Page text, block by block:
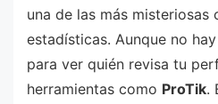
una de las más misteriosas
estadísticas. Aunque no
para ver quién revisa tu
herramientas como ProTik.